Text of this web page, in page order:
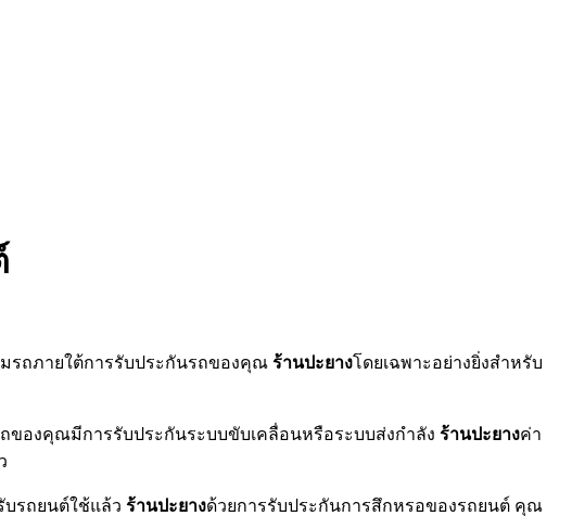
รถภายใต้การรับประกันรถของคุณ ร้านปะยางโดยเฉพาะอย่างยิ่งสำหรับ
ของคุณมีการรับประกันระบบขับเคลื่อนหรือระบบส่งกำลัง ร้านปะยางค่า
รถยนต์ใช้แล้ว ร้านปะยางด้วยการรับประกันการสึกหรอของรถยนต์ คุณ